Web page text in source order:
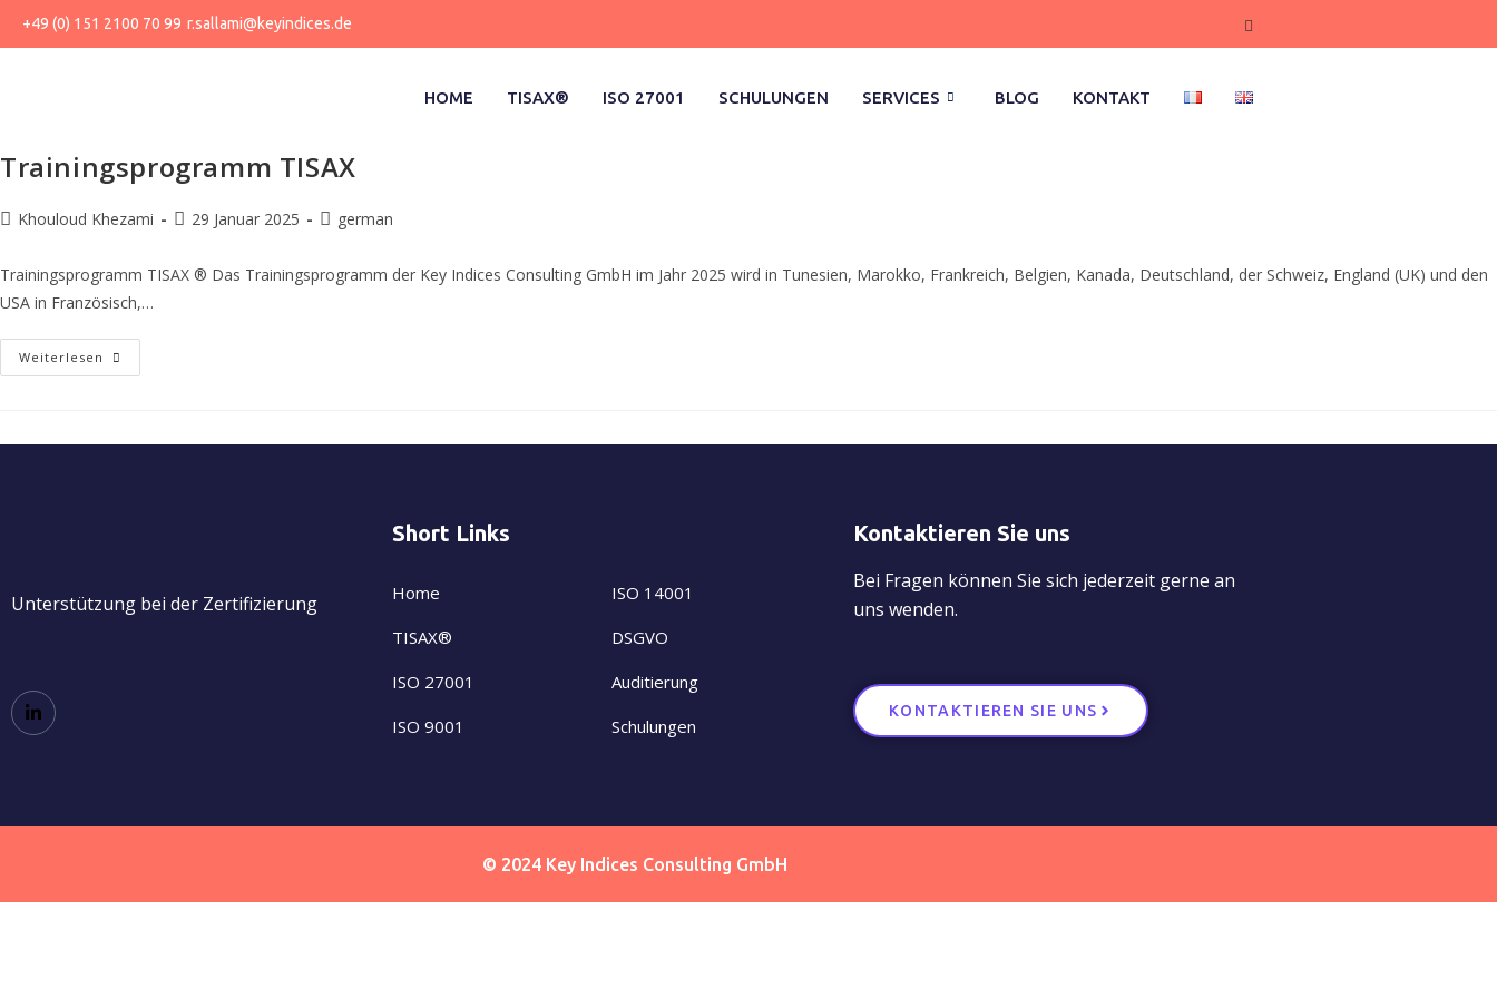
+49 (0) 151 2100 70 99 r.sallami@keyindices.de
HOME TISAX® ISO 27001 SCHULUNGEN SERVICES BLOG KONTAKT
Trainingsprogramm TISAX
Khouloud Khezami 29 Januar 2025 german
Trainingsprogramm TISAX ® Das Trainingsprogramm der Key Indices Consulting GmbH im Jahr 2025 wird in Tunesien, Marokko, Frankreich, Belgien, Kanada, Deutschland, der Schweiz, England (UK) und den
USA in Französisch,…
Weiterlesen
Unterstützung bei der Zertifizierung
Short Links
Home
TISAX®
ISO 27001
ISO 9001
ISO 14001
DSGVO
Auditierung
Schulungen
Kontaktieren Sie uns
Bei Fragen können Sie sich jederzeit gerne an
uns wenden.
KONTAKTIEREN SIE UNS
© 2024 Key Indices Consulting GmbH